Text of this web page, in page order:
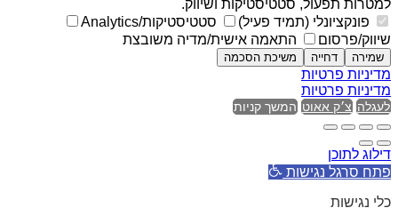
למטרות תפעול, סטטיסטיקות ושיווק.
פונקציונלי (תמיד פעיל)
סטטיסטיקות/Analytics
שיווק/פרסום
התאמה אישית/מדיה משובצת
שמירה דחייה משיכת הסכמה
מדיניות פרטיות
מדיניות פרטיות
לעגלה צ׳ק אאוט המשך קניות
דילוג לתוכן
פתח סרגל נגישות
כלי נגישות